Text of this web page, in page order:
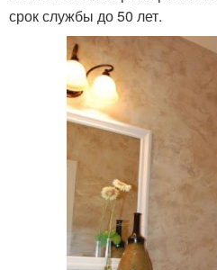
срок службы до 50 лет.